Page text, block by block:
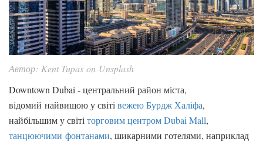
Автор: Kent Tupas on Unsplash
Downtown Dubai - центральний район міста,
відомий найвищою у світі вежею Бурдж Халіфа,
найбільшим у світі торговим центром Dubai Mall,
танцюючими фонтанами, шикарними готелями, наприклад